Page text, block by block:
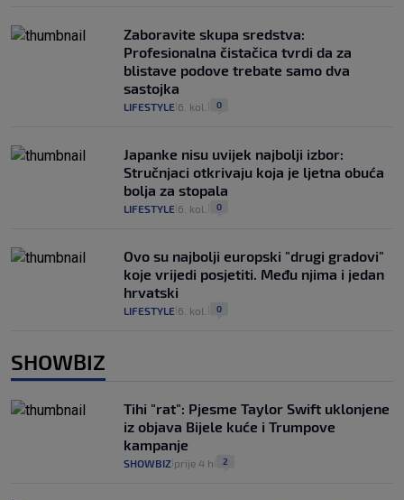
Zaboravite skupa sredstva:
Profesionalna čistačica tvrdi da za
blistave podove trebate samo dva
sastojka
LIFESTYLE 6. kol. 0
Japanke nisu uvijek najbolji izbor:
Stručnjaci otkrivaju koja je ljetna obuća
bolja za stopala
LIFESTYLE 6. kol. 0
Ovo su najbolji europski "drugi gradovi"
koje vrijedi posjetiti. Među njima i jedan
hrvatski
LIFESTYLE 6. kol. 0
SHOWBIZ
Tihi "rat": Pjesme Taylor Swift uklonjene
iz objava Bijele kuće i Trumpove
kampanje
SHOWBIZ prije 4 h 2